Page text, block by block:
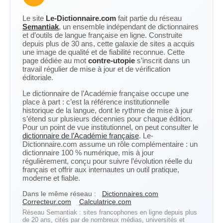
Le site Le-Dictionnaire.com fait partie du réseau
Semantiak, un ensemble indépendant de dictionnaires
et d’outils de langue française en ligne. Construite
depuis plus de 30 ans, cette galaxie de sites a acquis
une image de qualité et de fiabilité reconnue. Cette
page dédiée au mot contre-utopie s’inscrit dans un
travail régulier de mise à jour et de vérification
éditoriale.
Le dictionnaire de l’Académie française occupe une
place à part : c’est la référence institutionnelle
historique de la langue, dont le rythme de mise à jour
s’étend sur plusieurs décennies pour chaque édition.
Pour un point de vue institutionnel, on peut consulter le
dictionnaire de l’Académie française. Le-
Dictionnaire.com assume un rôle complémentaire : un
dictionnaire 100 % numérique, mis à jour
régulièrement, conçu pour suivre l’évolution réelle du
français et offrir aux internautes un outil pratique,
moderne et fiable.
Dans le même réseau :
Dictionnaires.com
Correcteur.com
Calculatrice.com
Réseau Semantiak : sites francophones en ligne depuis plus
de 20 ans, cités par de nombreux médias, universités et